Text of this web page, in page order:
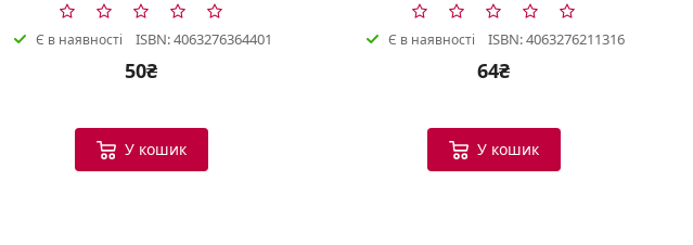
Є в наявності ISBN: 4063276364401
50₴
У кошик
Є в наявності ISBN: 4063276211316
64₴
У кошик